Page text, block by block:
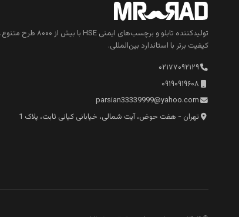
تولیدکننده تابلو و برچسب‌های ایمنی HSE با بیش از ۸۰۰۰ طرح متنوع.
کیفیت برتر با استاندارد بین‌المللی.
۰۲۱۷۷۰۹۲۱۲۹
۰۹۱۹۰۹۱۹۶۰۸
parsian33339999@yahoo.com
تهران - هفت حوض، آیت شمالی، خیابانی کیانی ثابت، پلاک 1